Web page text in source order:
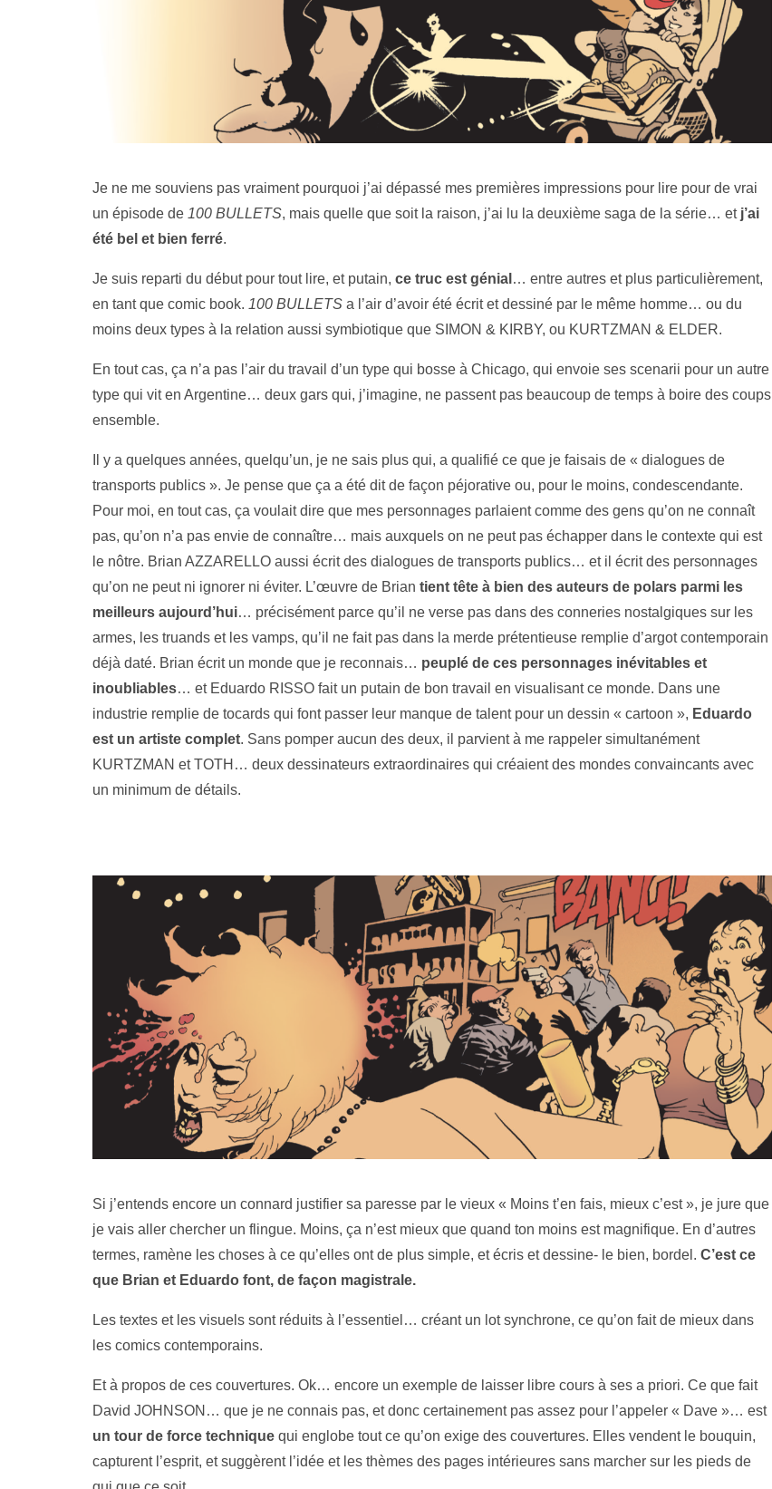
Je ne me souviens pas vraiment pourquoi j’ai dépassé mes premières impressions pour lire pour de vrai
un épisode de 100 BULLETS, mais quelle que soit la raison, j’ai lu la deuxième saga de la série… et j’ai
été bel et bien ferré.
Je suis reparti du début pour tout lire, et putain, ce truc est génial … entre autres et plus particulièrement,
en tant que comic book. 100 BULLETS a l’air d’avoir été écrit et dessiné par le même homme… ou du
moins deux types à la relation aussi symbiotique que SIMON & KIRBY, ou KURTZMAN & ELDER.
En tout cas, ça n’a pas l’air du travail d’un type qui bosse à Chicago, qui envoie ses scenarii pour un autre
type qui vit en Argentine… deux gars qui, j’imagine, ne passent pas beaucoup de temps à boire des coups
ensemble.
Il y a quelques années, quelqu’un, je ne sais plus qui, a qualifié ce que je faisais de « dialogues de
transports publics ». Je pense que ça a été dit de façon péjorative ou, pour le moins, condescendante.
Pour moi, en tout cas, ça voulait dire que mes personnages parlaient comme des gens qu’on ne connaît
pas, qu’on n’a pas envie de connaître… mais auxquels on ne peut pas échapper dans le contexte qui est
le nôtre. Brian AZZARELLO aussi écrit des dialogues de transports publics… et il écrit des personnages
qu’on ne peut ni ignorer ni éviter. L’œuvre de Brian tient tête à bien des auteurs de polars parmi les
meilleurs aujourd’hui… précisément parce qu’il ne verse pas dans des conneries nostalgiques sur les
armes, les truands et les vamps, qu’il ne fait pas dans la merde prétentieuse remplie d’argot contemporain
déjà daté. Brian écrit un monde que je reconnais… peuplé de ces personnages inévitables et
inoubliables… et Eduardo RISSO fait un putain de bon travail en visualisant ce monde. Dans une
industrie remplie de tocards qui font passer leur manque de talent pour un dessin « cartoon », Eduardo
est un artiste complet. Sans pomper aucun des deux, il parvient à me rappeler simultanément
KURTZMAN et TOTH… deux dessinateurs extraordinaires qui créaient des mondes convaincants avec
un minimum de détails.
Si j’entends encore un connard justifier sa paresse par le vieux « Moins t’en fais, mieux c’est », je jure que
je vais aller chercher un flingue. Moins, ça n’est mieux que quand ton moins est magnifique. En d’autres
termes, ramène les choses à ce qu’elles ont de plus simple, et écris et dessine- le bien, bordel. C’est ce
que Brian et Eduardo font, de façon magistrale.
Les textes et les visuels sont réduits à l’essentiel… créant un lot synchrone, ce qu’on fait de mieux dans
les comics contemporains.
Et à propos de ces couvertures. Ok… encore un exemple de laisser libre cours à ses a priori. Ce que fait
David JOHNSON… que je ne connais pas, et donc certainement pas assez pour l’appeler « Dave »… est
un tour de force technique qui englobe tout ce qu’on exige des couvertures. Elles vendent le bouquin,
capturent l’esprit, et suggèrent l’idée et les thèmes des pages intérieures sans marcher sur les pieds de